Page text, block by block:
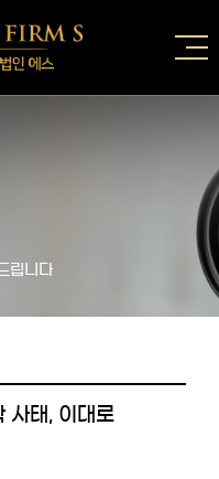
립니다
사태, 이대로